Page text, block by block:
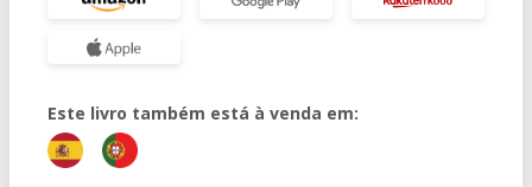
Este livro também está à venda em: